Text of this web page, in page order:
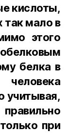
кислоты,
так мало в
этого
белка в
учитывая,
при